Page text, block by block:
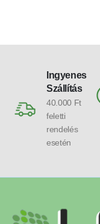
Ingyenes
Szállítás
40.000 Ft
feletti
rendelés
esetén